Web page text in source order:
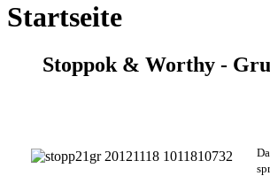
Startseite
Stoppok & Worthy -